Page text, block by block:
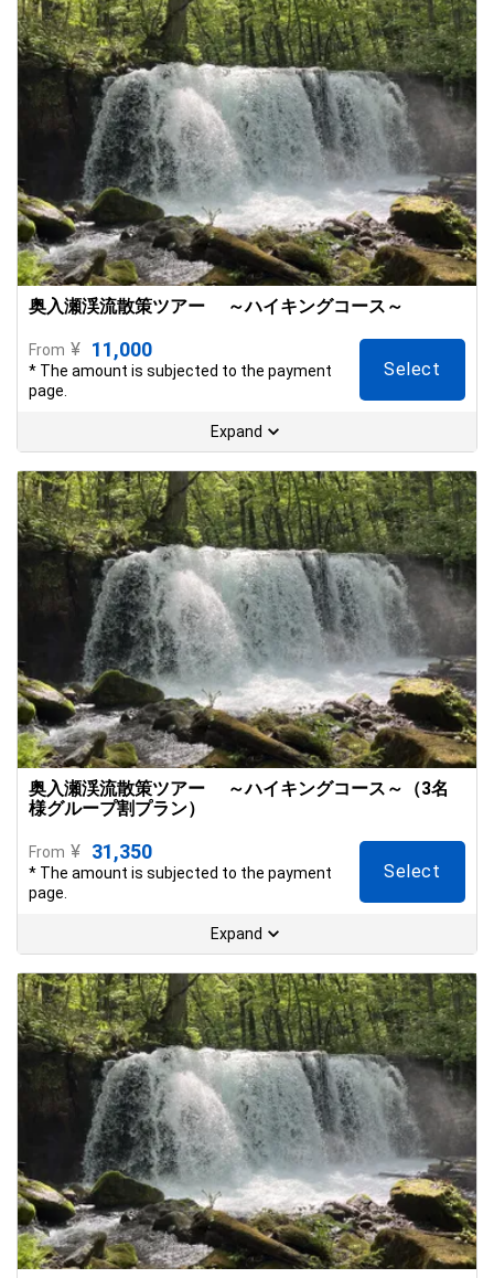
奥入瀬渓流散策ツアー ～ハイキングコース～
From ¥ 11,000
* The amount is subjected to the payment
page.
Select
Expand
奥入瀬渓流散策ツアー ～ハイキングコース～（3名
様グループ割プラン）
From ¥ 31,350
* The amount is subjected to the payment
page.
Select
Expand